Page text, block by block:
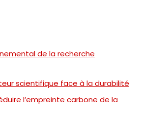
de la recherche
scientifique face à la durabilité
l’empreinte carbone de la